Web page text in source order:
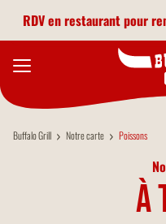
RDV en restaurant pour
Buffalo Grill Notre carte Poissons
à